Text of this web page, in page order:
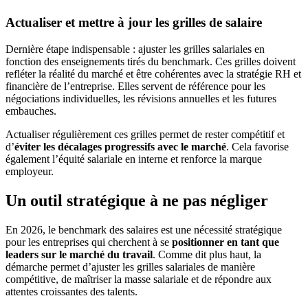
Actualiser et mettre à jour les grilles de salaire
Dernière étape indispensable : ajuster les grilles salariales en
fonction des enseignements tirés du benchmark. Ces grilles doivent
refléter la réalité du marché et être cohérentes avec la stratégie RH et
financière de l’entreprise. Elles servent de référence pour les
négociations individuelles, les révisions annuelles et les futures
embauches.
Actualiser régulièrement ces grilles permet de rester compétitif et
d’éviter les décalages progressifs avec le marché. Cela favorise
également l’équité salariale en interne et renforce la marque
employeur.
Un outil stratégique à ne pas négliger
En 2026, le benchmark des salaires est une nécessité stratégique
pour les entreprises qui cherchent à se positionner en tant que
leaders sur le marché du travail. Comme dit plus haut, la
démarche permet d’ajuster les grilles salariales de manière
compétitive, de maîtriser la masse salariale et de répondre aux
attentes croissantes des talents.